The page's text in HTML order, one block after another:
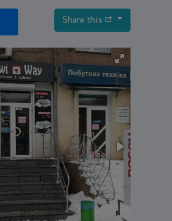
Share this